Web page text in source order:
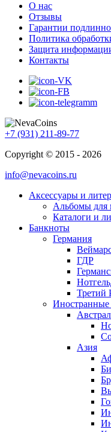
О нас
Отзывы
Гарантии
Политика
Защита
Контакты
+7 (931) 211-89-77
Copyright © 2015 - 2026
info@nevacoins.ru
Аксессуары и
Альбомы для
Каталоги и
Банкноты
Германия
ГДР
Третий
Азия